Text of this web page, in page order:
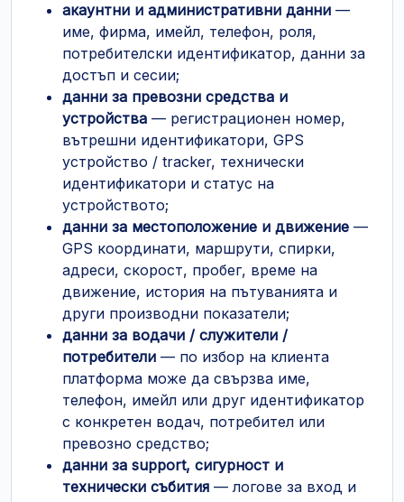
акаунтни и административни данни —
име, фирма, имейл, телефон, роля,
потребителски идентификатор, данни за
достъп и сесии;
данни за превозни средства и
устройства — регистрационен номер,
вътрешни идентификатори, GPS
устройство / tracker, технически
идентификатори и статус на
устройството;
данни за местоположение и движение —
GPS координати, маршрути, спирки,
адреси, скорост, пробег, време на
движение, история на пътуванията и
други производни показатели;
данни за водачи / служители /
потребители — по избор на клиента
платформа може да свързва име,
телефон, имейл или друг идентификатор
с конкретен водач, потребител или
превозно средство;
данни за support, сигурност и
технически събития — логове за вход и